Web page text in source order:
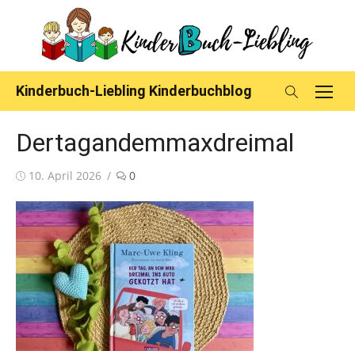
content
Kinderbuch-Liebling Kinderbuchblog
Dertagandemmaxdreimal
Posted
10. April 2026 0